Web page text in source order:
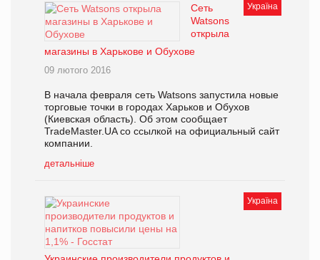
Україна
Сеть
Watsons
открыла
магазины в Харькове и Обухове
09 лютого 2016
В начала февраля сеть Watsons запустила новые
торговые точки в городах Харьков и Обухов
(Киевская область). Об этом сообщает
TradeMaster.UA со ссылкой на официальный сайт
компании.
детальніше
Україна